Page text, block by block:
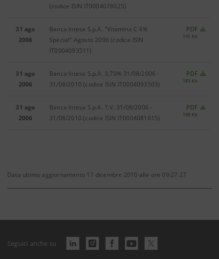
(codice ISIN IT0004078025)
31 ago
2006
Banca Intesa S.p.A. "Vitamina C 4%
Special" Agosto 2006 (codice ISIN
IT0004093511)
PDF
195 Kb
31 ago
2006
Banca Intesa S.p.A. 3,70% 31/08/2006 -
31/08/2010 (codice ISIN IT0004093503)
PDF
183 Kb
31 ago
2006
Banca Intesa S.p.A. T.V. 31/08/2006 -
31/08/2010 (codice ISIN IT0004081615)
PDF
198 Kb
Data ultimo aggiornamento 17 dicembre 2010 alle ore 09:27:27
Seguici anche su